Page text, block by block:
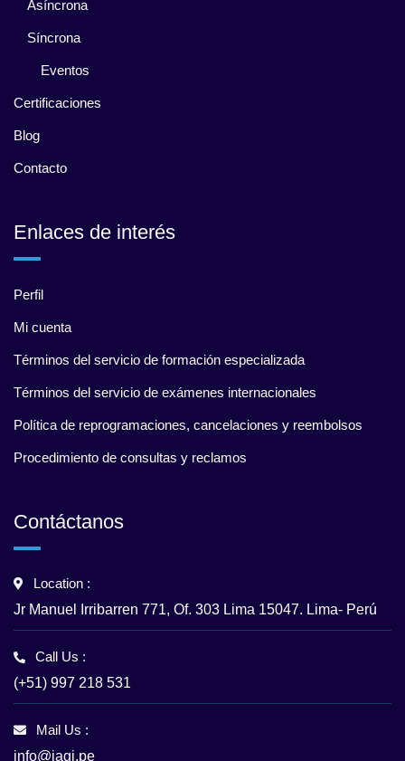
Asíncrona
Síncrona
Eventos
Certificaciones
Blog
Contacto
Enlaces de interés
Perfil
Mi cuenta
Términos del servicio de formación especializada
Términos del servicio de exámenes internacionales
Política de reprogramaciones, cancelaciones y reembolsos
Procedimiento de consultas y reclamos
Contáctanos
Location :
Jr Manuel Irribarren 771, Of. 303 Lima 15047. Lima- Perú
Call Us :
(+51) 997 218 531
Mail Us :
info@jagi.pe